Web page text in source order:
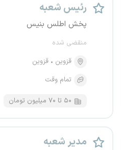
رئیس شعبه
پخش اطلس بنیس
منقضی شده
قزوین
قزوین
تمام وقت
۵۰ تا ۷۰ میلیون تومان
مدیر شعبه